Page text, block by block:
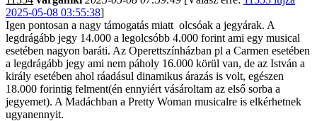
2025-05-08 03:55:38]
Igen pontosan a nagy támogatás miatt olcsóak a jegyárak. A
legdrágább jegy 14.000 a legolcsóbb 4.000 forint ami egy musical
esetében nagyon baráti. Az Operettszínházban pl a Carmen esetében
a legdrágább jegy ami nem páholy 16.000 körül van, de az István a
király esetében ahol ráadásul dinamikus árazás is volt, egészen
18.000 forintig felment(én ennyiért vásároltam az első sorba a
jegyemet). A Madáchban a Pretty Woman musicalre is elkérhetnek
ugyanennyit.